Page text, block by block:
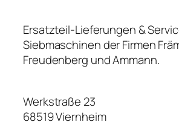
Ersatzteil-Lieferungen &
Siebmaschinen der Firmen
Freudenberg und Ammann.
Werkstraße 23
68519 Viernheim